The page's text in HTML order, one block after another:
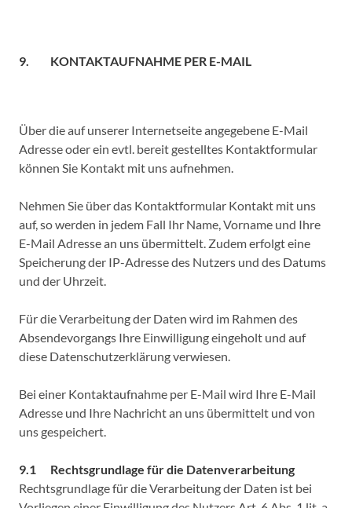
9. KONTAKTAUFNAHME PER E-MAIL
Über die auf unserer Internetseite angegebene E-Mail
Adresse oder ein evtl. bereit gestelltes Kontaktformular
können Sie Kontakt mit uns aufnehmen.
Nehmen Sie über das Kontaktformular Kontakt mit uns
auf, so werden in jedem Fall Ihr Name, Vorname und Ihre
E-Mail Adresse an uns übermittelt. Zudem erfolgt eine
Speicherung der IP-Adresse des Nutzers und des Datums
und der Uhrzeit.
Für die Verarbeitung der Daten wird im Rahmen des
Absendevorgangs Ihre Einwilligung eingeholt und auf
diese Datenschutzerklärung verwiesen.
Bei einer Kontaktaufnahme per E-Mail wird Ihre E-Mail
Adresse und Ihre Nachricht an uns übermittelt und von
uns gespeichert.
9.1 Rechtsgrundlage für die Datenverarbeitung
Rechtsgrundlage für die Verarbeitung der Daten ist bei